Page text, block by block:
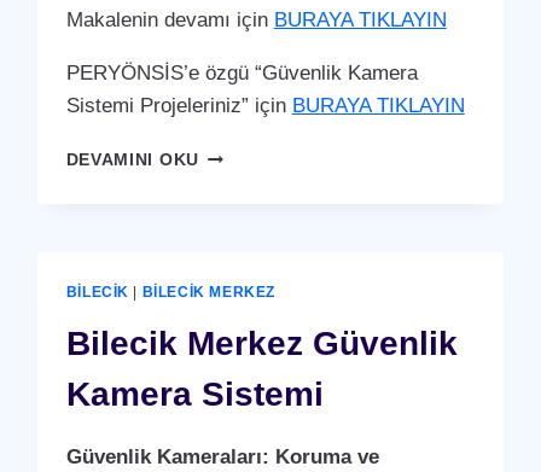
Makalenin devamı için BURAYA TIKLAYIN
PERYÖNSİS’e özgü “Güvenlik Kamera
Sistemi Projeleriniz” için BURAYA TIKLAYIN
DEVAMINI OKUBILECIK
BILECIK BILECIK MERKEZ
Bilecik Merkez Güvenlik
Kamera Sistemi
Güvenlik Kameraları: Koruma ve